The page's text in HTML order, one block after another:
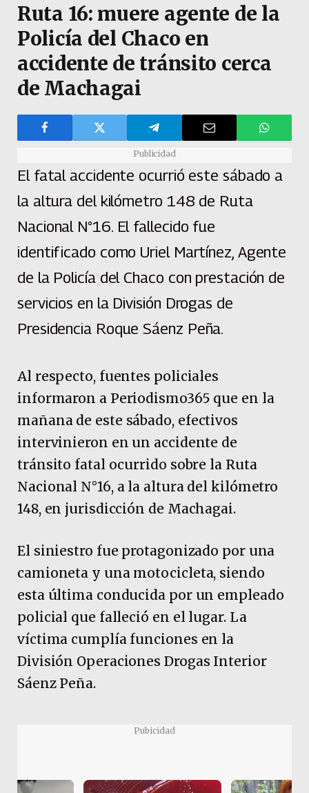
Ruta 16: muere agente de la
Policía del Chaco en
accidente de tránsito cerca
de Machagai
Publicidad
El fatal accidente ocurrió este sábado a
la altura del kilómetro 148 de Ruta
Nacional N°16. El fallecido fue
identificado como Uriel Martínez, Agente
de la Policía del Chaco con prestación de
servicios en la División Drogas de
Presidencia Roque Sáenz Peña.
Al respecto, fuentes policiales
informaron a Periodismo365 que en la
mañana de este sábado, efectivos
intervinieron en un accidente de
tránsito fatal ocurrido sobre la Ruta
Nacional N°16, a la altura del kilómetro
148, en jurisdicción de Machagai.
El siniestro fue protagonizado por una
camioneta y una motocicleta, siendo
esta última conducida por un empleado
policial que falleció en el lugar. La
víctima cumplía funciones en la
División Operaciones Drogas Interior
Sáenz Peña.
Pubicidad